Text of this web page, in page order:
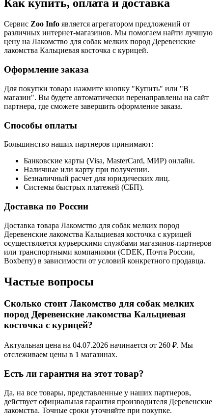
Как купить, оплата и доставка
Сервис Zoo Info является агрегатором предложений от
различных интернет-магазинов. Мы помогаем найти лучшую
цену на Лакомство для собак мелких пород Деревенские
лакомства Кальциевая косточка с курицей.
Оформление заказа
Для покупки товара нажмите кнопку "Купить" или "В
магазин". Вы будете автоматически перенаправлены на сайт
партнера, где сможете завершить оформление заказа.
Способы оплаты
Большинство наших партнеров принимают:
Банковские карты (Visa, MasterCard, МИР) онлайн.
Наличные или карту при получении.
Безналичный расчет для юридических лиц.
Системы быстрых платежей (СБП).
Доставка по России
Доставка товара Лакомство для собак мелких пород
Деревенские лакомства Кальциевая косточка с курицей
осуществляется курьерскими службами магазинов-партнеров
или транспортными компаниями (CDEK, Почта России,
Boxberry) в зависимости от условий конкретного продавца.
Частые вопросы
Сколько стоит Лакомство для собак мелких
пород Деревенские лакомства Кальциевая
косточка с курицей?
Актуальная цена на 04.07.2026 начинается от 260 ₽. Мы
отслеживаем цены в 1 магазинах.
Есть ли гарантия на этот товар?
Да, на все товары, представленные у наших партнеров,
действует официальная гарантия производителя Деревенские
лакомства. Точные сроки уточняйте при покупке.